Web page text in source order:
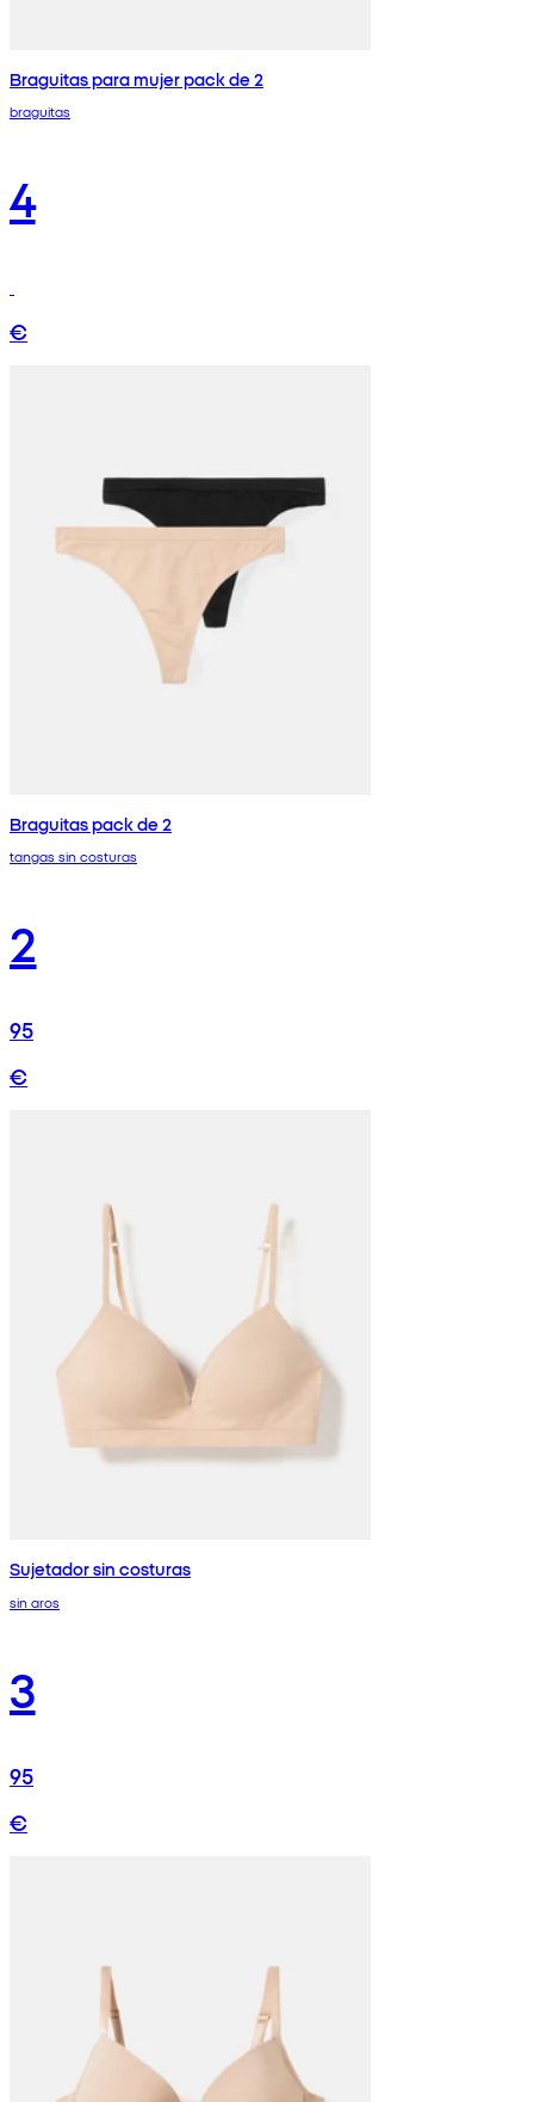
Braguitas para mujer pack de 2
braguitas
4
€
Braguitas pack de 2
tangas sin costuras
2
95
€
Sujetador sin costuras
sin aros
3
95
€